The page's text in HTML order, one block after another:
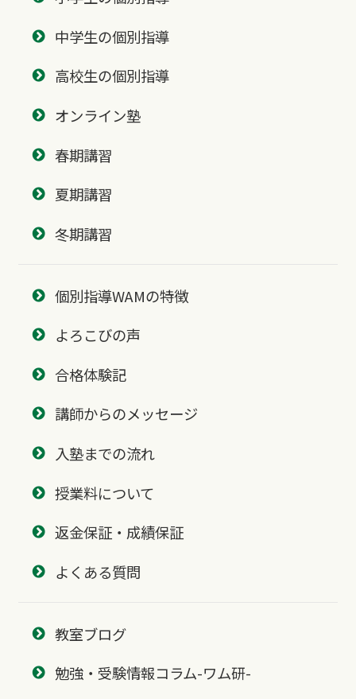
中学生の個別指導
高校生の個別指導
オンライン塾
春期講習
夏期講習
冬期講習
個別指導WAMの特徴
よろこびの声
合格体験記
講師からのメッセージ
入塾までの流れ
授業料について
返金保証・成績保証
よくある質問
教室ブログ
勉強・受験情報コラム-ワム研-